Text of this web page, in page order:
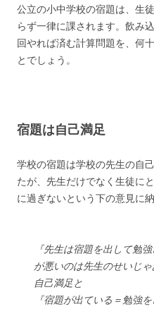
公立の小中学校の宿題は、生
らず一律に課されます。飲み
回やれば済む計算問題を、何
とでしょう。
宿題は自己満足
学校の宿題は学校の先生の自
たが、先生だけでなく生徒に
に過ぎないという下の意見に
『先生は宿題を出して勉
が悪いのは先生のせいじ
自己満足と
『宿題が出ている＝勉強